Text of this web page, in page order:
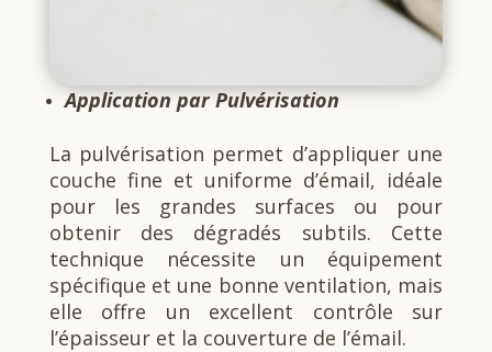
Application par Pulvérisation
La pulvérisation permet d’appliquer une
couche fine et uniforme d’émail, idéale
pour les grandes surfaces ou pour
obtenir des dégradés subtils. Cette
technique nécessite un équipement
spécifique et une bonne ventilation, mais
elle offre un excellent contrôle sur
l’épaisseur et la couverture de l’émail.